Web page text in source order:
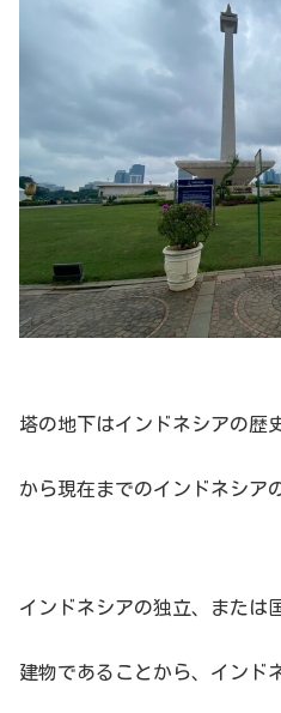
塔の地下はインドネシアの歴
から現在までのインドネシア
インドネシアの独立、または
建物であることから、インド